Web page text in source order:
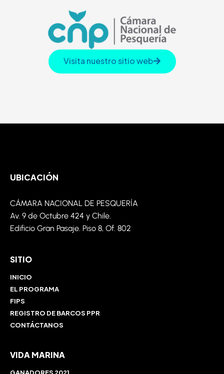
Visita nuestro sitio web
UBICACIÓN
CÁMARA NACIONAL DE PESQUERÍA
Av. 9 de Octubre 424 y Chile.
Edificio Gran Pasaje. Piso 8, Of. 802
SITIO
INICIO
EL PROGRAMA
FIPS
REGISTRO DE BARCOS PPR
CONTÁCTANOS
VIDA MARINA